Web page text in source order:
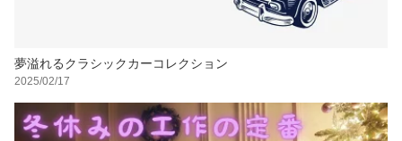
夢溢れるクラシックカーコレクション
2025/02/17